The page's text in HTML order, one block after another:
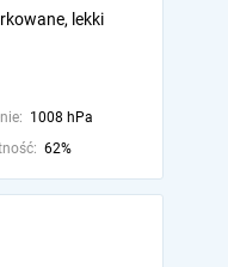
lekki
1008 hPa
62%